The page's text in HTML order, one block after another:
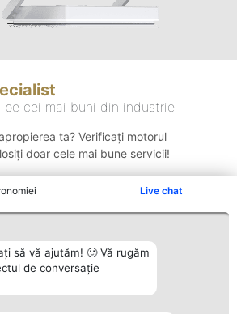
Live chat
să vă ajutăm! 🙂 Vă rugăm
de conversație
pe cei mai buni din industrie
ta? Verificați motorul
doar cele mai bune servicii!